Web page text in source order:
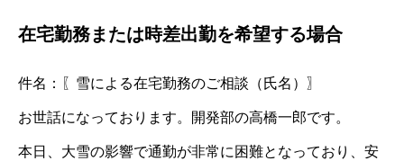
在宅勤務または時差出勤を希望する場合
件名：〖雪による在宅勤務のご相談（氏名）〗
お世話になっております。開発部の高橋一郎です。
本日、大雪の影響で通勤が非常に困難となっており、安